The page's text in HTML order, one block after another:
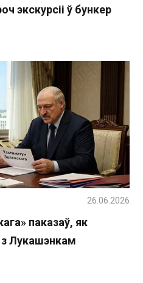
экскурсіі ў бункер
паказаў, як
Лукашэнкам
26.06.2026